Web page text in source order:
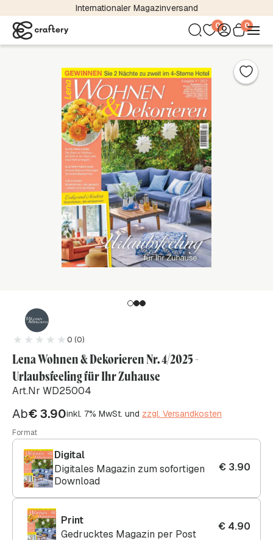
Internationaler Magazinversand
0 0
0 (0)
Lena Wohnen & Dekorieren Nr. 4/2025 -
Urlaubsfeeling für Ihr Zuhause
Art.Nr WD25004
Ab€3.90inkl. 7% MwSt. und zzgl. Versandkosten
Format
Digital
Digitales Magazin zum sofortigen
Download
€ 3.90
Print
Gedrucktes Magazin per Post
€ 4.90